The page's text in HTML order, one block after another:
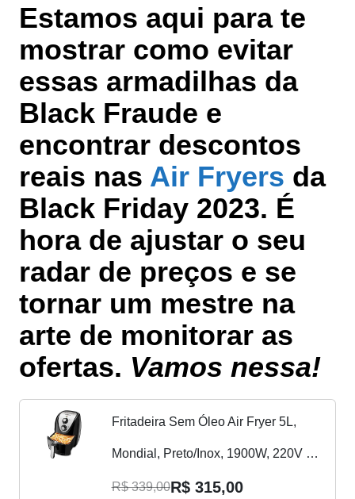
Estamos aqui para te
mostrar como evitar
essas armadilhas da
Black Fraude e
encontrar descontos
reais nas Air Fryers da
Black Friday 2023. É
hora de ajustar o seu
radar de preços e se
tornar um mestre na
arte de monitorar as
ofertas. Vamos nessa!
Fritadeira Sem Óleo Air Fryer 5L,
Mondial, Preto/Inox, 1900W, 220V -
AFN-50-BI
R$ 339,00R$ 315,00